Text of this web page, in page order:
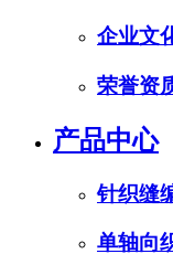
企业文
荣誉资
产品中心
针织缝
单轴向